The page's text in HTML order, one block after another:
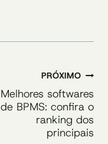
PRÓXIMO
Melhores softwares
de BPMS: confira o
ranking dos
principais